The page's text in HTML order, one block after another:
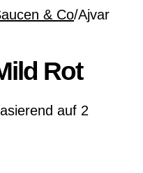
& Co/Ajvar
Rot
auf 2